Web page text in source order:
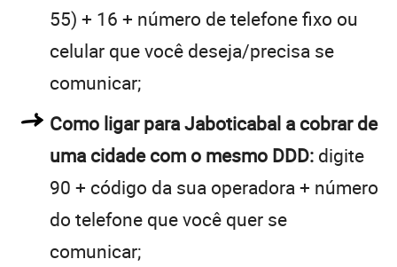
55) + 16 + número de telefone fixo ou
celular que você deseja/precisa se
comunicar;
Como ligar para Jaboticabal a cobrar de
uma cidade com o mesmo DDD: digite
90 + código da sua operadora + número
do telefone que você quer se
comunicar;